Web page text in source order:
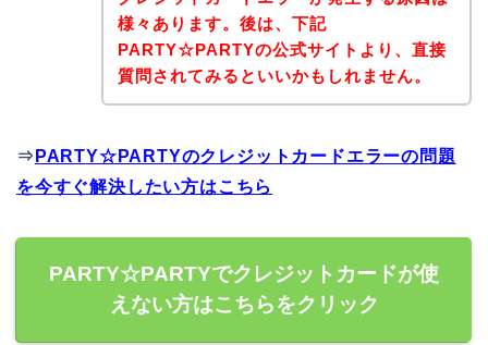
様々あります。後は、下記
PARTY☆PARTYの公式サイトより、直接
質問されてみるといいかもしれません。
⇒ PARTY☆PARTYのクレジットカードエラーの問題
を今すぐ解決したい方はこちら
PARTY☆PARTYでクレジットカードが使
えない方はこちらをクリック